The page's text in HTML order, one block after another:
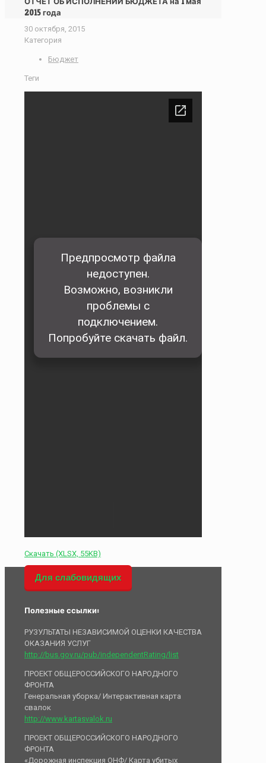
2015 года
30 октября, 2015
Категория
Бюджет
Теги
Скачать (XLSX, 55KB)
Для слабовидящих
Полезные ссылки:
РУЗУЛЬТАТЫ НЕЗАВИСИМОЙ ОЦЕНКИ КАЧЕСТВА
ОКАЗАНИЯ УСЛУГ
http://bus.gov.ru/pub/independentRating/list
ПРОЕКТ ОБЩЕРОССИЙСКОГО НАРОДНОГО
ФРОНТА
Генеральная уборка/ Интерактивная карта
свалок
http://www.kartasvalok.ru
ПРОЕКТ ОБЩЕРОССИЙСКОГО НАРОДНОГО
ФРОНТА
«Дорожная инспекция ОНФ/ Карта убитых